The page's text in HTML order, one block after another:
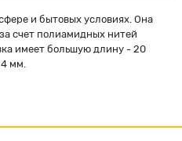
и бытовых условиях. Она
счет полиамидных нитей
имеет большую длину - 20
4 мм.